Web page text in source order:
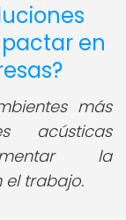
en
más
acústicas
la
trabajo.